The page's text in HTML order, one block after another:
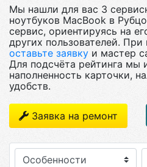
Мы нашли для вас 3
ноутбуков MacBook в
сервис, ориентируясь на
других пользователей.
оставьте заявку и мастер
Для подсчёта рейтинга мы
наполненность карточки,
удобств.
Заявка на ремонт
Особенности